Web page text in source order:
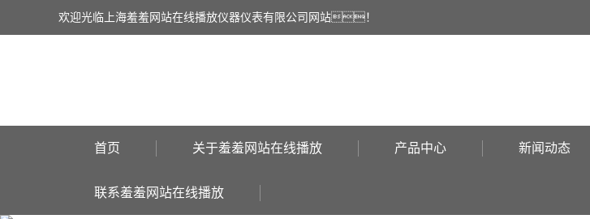
欢迎光临上海羞羞网站在线播放仪器仪表有限公司网站！
首页 关于羞羞网站在线播放 产品中心 新闻动态
联系羞羞网站在线播放